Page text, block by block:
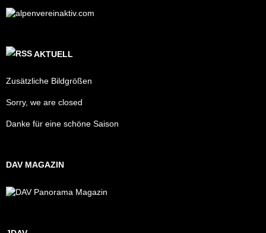
AKTUELL
Zusätzliche Bildgrößen
Sorry, we are closed
Danke für eine schöne Saison
DAV MAGAZIN